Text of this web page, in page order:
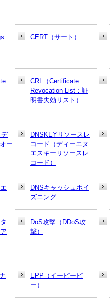
CERT（サート）
CRL（Certificate
Revocation List：証
明書失効リスト）
デ
ー
DNSKEYリソースレ
コード（ディーエヌ
エスキーリソースレ
コード）
DNSキャッシュポイ
ズニング
DoS攻撃（DDoS攻
撃）
EPP（イーピーピ
ー）